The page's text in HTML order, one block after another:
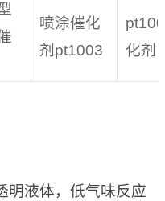
喷涂催化
剂pt1003
化剂
明液体，低气味反应